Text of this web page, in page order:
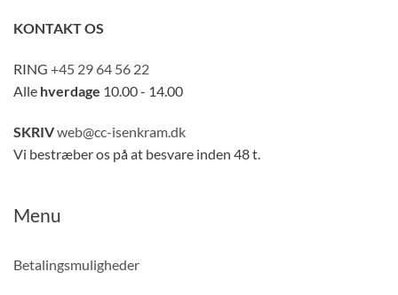
KONTAKT OS
RING +45 29 64 56 22
Alle hverdage 10.00 - 14.00
SKRIVweb@cc-isenkram.dk
Vi bestræber os på at besvare inden 48 t.
Menu
Betalingsmuligheder